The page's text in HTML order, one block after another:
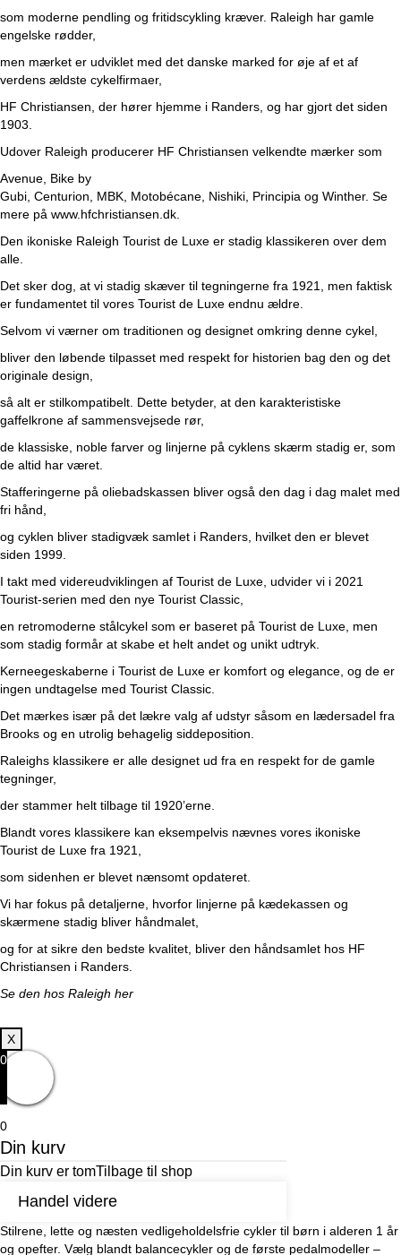
som moderne pendling og fritidscykling kræver. Raleigh har gamle
engelske rødder,
men mærket er udviklet med det danske marked for øje af et af
verdens ældste cykelfirmaer,
HF Christiansen, der hører hjemme i Randers, og har gjort det siden
1903.
Udover Raleigh producerer HF Christiansen velkendte mærker som
Avenue Bike by
Gubi Centurion MBK Motobécane Nishiki Principia og Winther. Se
mere på www.hfchristiansen.dk
Den ikoniske Raleigh Tourist de Luxe er stadig klassikeren over dem
alle.
Det sker dog, at vi stadig skæver til tegningerne fra 1921, men faktisk
er fundamentet til vores Tourist de Luxe endnu ældre.
Selvom vi værner om traditionen og designet omkring denne cykel,
bliver den løbende tilpasset med respekt for historien bag den og det
originale design,
så alt er stilkompatibelt. Dette betyder, at den karakteristiske
gaffelkrone af sammensvejsede rør,
de klassiske, noble farver og linjerne på cyklens skærm stadig er, som
de altid har været.
Stafferingerne på oliebadskassen bliver også den dag i dag malet med
fri hånd,
og cyklen bliver stadigvæk samlet i Randers, hvilket den er blevet
siden 1999.
I takt med videreudviklingen af Tourist de Luxe, udvider vi i 2021
Tourist-serien med den nye Tourist Classic,
en retromoderne stålcykel som er baseret på Tourist de Luxe, men
som stadig formår at skabe et helt andet og unikt udtryk.
Kerneegeskaberne i Tourist de Luxe er komfort og elegance, og de er
ingen undtagelse med Tourist Classic.
Det mærkes især på det lækre valg af udstyr såsom en lædersadel fra
Brooks og en utrolig behagelig siddeposition.
Raleighs klassikere er alle designet ud fra en respekt for de gamle
tegninger,
der stammer helt tilbage til 1920’erne.
Blandt vores klassikere kan eksempelvis nævnes vores ikoniske
Tourist de Luxe fra 1921,
som sidenhen er blevet nænsomt opdateret.
Vi har fokus på detaljerne, hvorfor linjerne på kædekassen og
skærmene stadig bliver håndmalet,
og for at sikre den bedste kvalitet, bliver den håndsamlet hos HF
Christiansen i Randers.
Se den hos Raleigh her
X
0
0
Din kurv
Din kurv er tomTilbage til shop
Handel videre
Stilrene, lette og næsten vedligeholdelsfrie cykler til børn i alderen 1 år
og opefter. Vælg blandt balancecykler og de første pedalmodeller –